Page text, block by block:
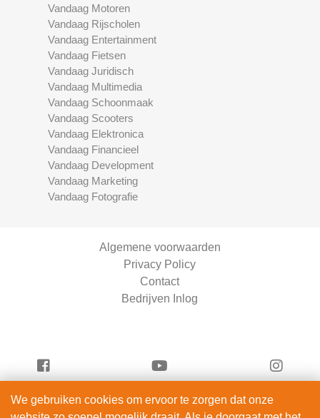
Vandaag Motoren
Vandaag Rijscholen
Vandaag Entertainment
Vandaag Fietsen
Vandaag Juridisch
Vandaag Multimedia
Vandaag Schoonmaak
Vandaag Scooters
Vandaag Elektronica
Vandaag Financieel
Vandaag Development
Vandaag Marketing
Vandaag Fotografie
Algemene voorwaarden
Privacy Policy
Contact
Bedrijven Inlog
Serviceright Schoonmaak is onderdeel van
We gebruiken cookies om ervoor te zorgen dat onze